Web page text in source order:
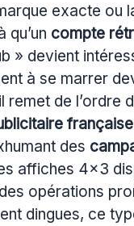
exacte ou
qu’un compte
» devient
à se marrer
remet de l’ordre
française
des
affiches 4×3
opérations
dingues, ce